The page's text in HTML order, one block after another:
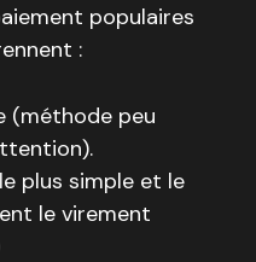
populaires
:
(méthode peu
plus simple et le
le virement